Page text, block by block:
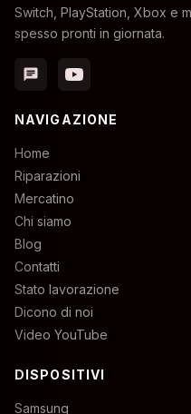
Switch, PlayStation, Xbox e
spesso pronti in giornata.
chat
NAVIGAZIONE
Home
Riparazioni
Mercatino
Chi siamo
Blog
Contatti
Stato lavorazione
Dicono di noi
Video YouTube
DISPOSITIVI
Samsung